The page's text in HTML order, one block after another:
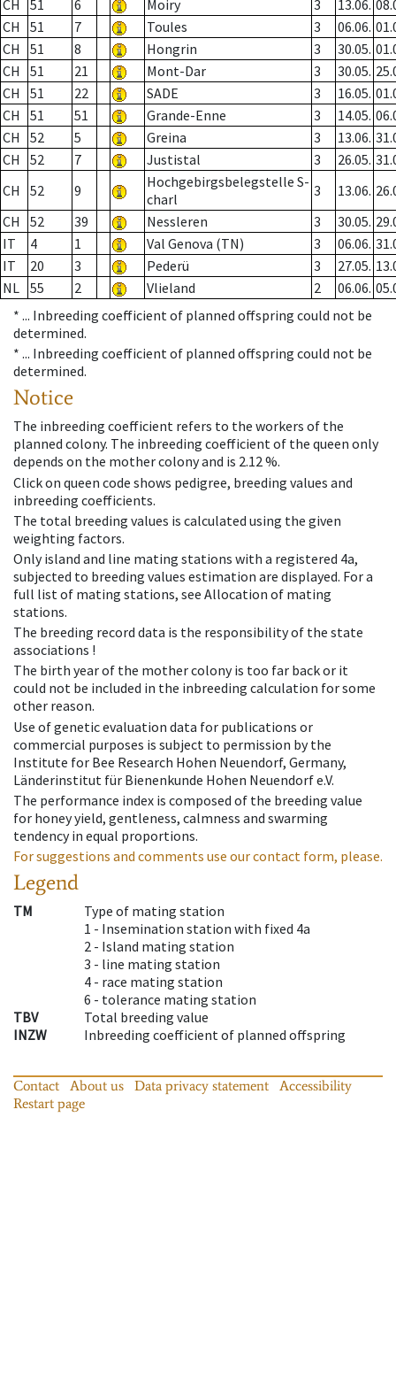
CH 51 6 Moiry 3 13.06.
CH
51 7 Toules 3 06.06.
CH
51 8 Hongrin 3 30.05.
CH
51 21 Mont-Dar 3 30.05.
CH
51 22 SADE 3 16.05.
CH
51 51 Grande-Enne 3 14.05.
CH
52 5 Greina 3 13.06.
CH
52 7 Justistal 3 26.05.
CH
52 9
Hochgebirgsbelegstelle S-
charl
3 13.06.
CH
52 39 Nessleren 3 30.05.
IT
4 1 Val Genova (TN) 3 06.06.
IT
20 3 Pederü 3 27.05.
NL 55 2 Vlieland 2 06.06.
* ... Inbreeding coefficient of planned offspring could not be
determined.
* ... Inbreeding coefficient of planned offspring could not be
determined.
Notice
The inbreeding coefficient refers to the workers of the
planned colony. The inbreeding coefficient of the queen only
depends on the mother colony and is 2.12 %.
Click on queen code shows pedigree, breeding values and
inbreeding coefficients.
The total breeding values is calculated using the given
weighting factors.
Only island and line mating stations with a registered 4a,
subjected to breeding values estimation are displayed. For a
full list of mating stations, see Allocation of mating
stations.
The breeding record data is the responsibility of the state
associations !
The birth year of the mother colony is too far back or it
could not be included in the inbreeding calculation for some
other reason.
Use of genetic evaluation data for publications or
commercial purposes is subject to permission by the
Institute for Bee Research Hohen Neuendorf, Germany,
Länderinstitut für Bienenkunde Hohen Neuendorf e.V.
The performance index is composed of the breeding value
for honey yield, gentleness, calmness and swarming
tendency in equal proportions.
For suggestions and comments use our contact form, please.
Legend
TM
Type of mating station
1 - Insemination station with fixed 4a
2 - Island mating station
3 - line mating station
4 - race mating station
6 - tolerance mating station
TBV
Total breeding value
INZW
Inbreeding coefficient of planned offspring
Contact About us Data privacy statement
Accessibility
Restart page